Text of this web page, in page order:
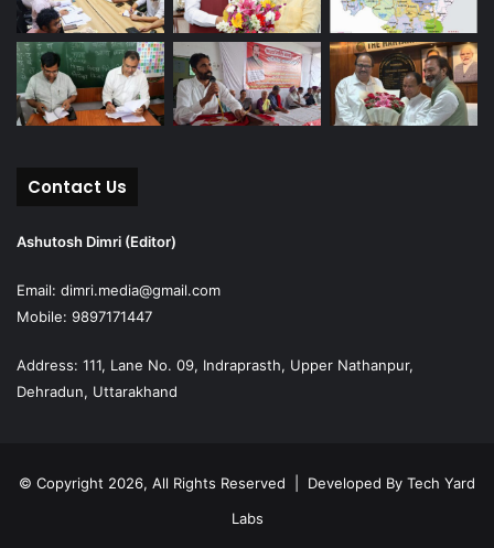
Contact Us
Ashutosh Dimri (Editor)
Email: dimri.media@gmail.com
Mobile: 9897171447
Address: 111, Lane No. 09, Indraprasth, Upper Nathanpur,
Dehradun, Uttarakhand
© Copyright 2026, All Rights Reserved | Developed By Tech Yard
Labs